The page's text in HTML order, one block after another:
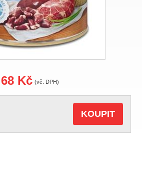
68 Kč (vč. DPH)
KOUPIT